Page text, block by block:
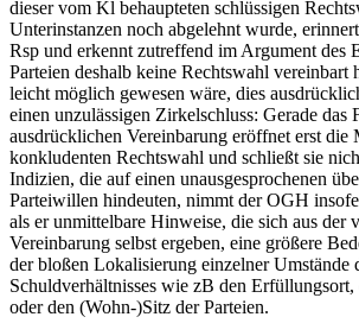
dieser vom Kl behaupteten schlüssigen
Unterinstanzen noch abgelehnt wurde,
Rsp und erkennt zutreffend im Argument des
Parteien deshalb keine Rechtswahl vereinbart
leicht möglich gewesen wäre, dies
einen unzulässigen Zirkelschluss: Gerade das
ausdrücklichen Vereinbarung eröffnet erst die
konkludenten Rechtswahl und schließt sie
Indizien, die auf einen unausgesprochenen
Parteiwillen hindeuten, nimmt der OGH
als er unmittelbare Hinweise, die sich aus der
Vereinbarung selbst ergeben, eine größere
der bloßen Lokalisierung einzelner Umstände
Schuldverhältnisses wie zB den Erfüllungsort,
oder den (Wohn-)Sitz der Parteien.